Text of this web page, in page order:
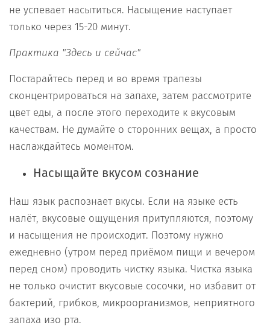
не успевает насытиться. Насыщение наступает
только через 15-20 минут.
Практика "Здесь и сейчас"
Постарайтесь перед и во время трапезы
сконцентрироваться на запахе, затем рассмотрите
цвет еды, а после этого переходите к вкусовым
качествам. Не думайте о сторонних вещах, а просто
наслаждайтесь моментом.
Насыщайте вкусом сознание
Наш язык распознает вкусы. Если на языке есть
налёт, вкусовые ощущения притупляются, поэтому
и насыщения не происходит. Поэтому нужно
ежедневно (утром перед приёмом пищи и вечером
перед сном) проводить чистку языка. Чистка языка
не только очистит вкусовые сосочки, но избавит от
бактерий, грибков, микроорганизмов, неприятного
запаха изо рта.